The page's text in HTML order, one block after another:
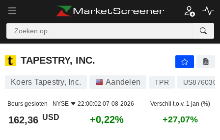
TAPESTRY, INC.
TAPESTRY, INC.
Koers Tapestry, Inc. Aandelen TPR
Beurs gesloten - NYSE 22:00:02 07-08-2026 Verschil t.o.v. 1 jan (%)
162,36 USD +0,22% +27,07%